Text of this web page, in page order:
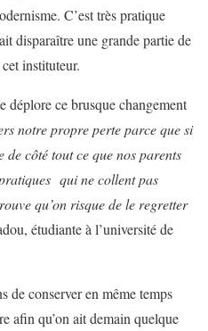
C’est très pratique
disparaître une grande partie de
instituteur.
déplore ce brusque changement
notre propre perte parce que si
côté tout ce que nos parents
qui ne collent pas
qu’on risque de le regretter
étudiante à l’université de
de conserver en même temps
afin qu’on ait demain quelque